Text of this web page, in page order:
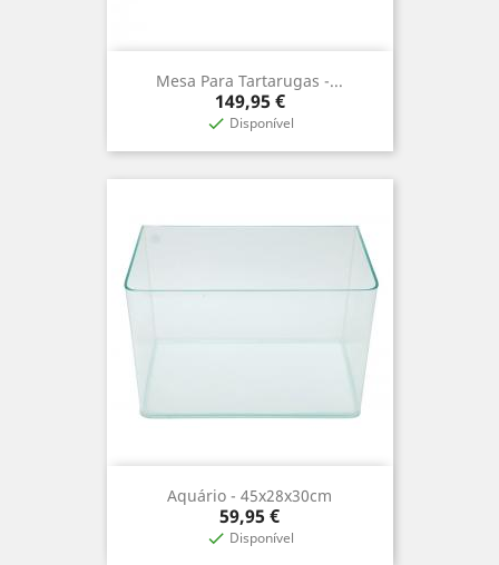
Mesa Para Tartarugas -...
Precio
149,95 €
 Disponível
Aquário - 45x28x30cm
Precio
59,95 €
 Disponível